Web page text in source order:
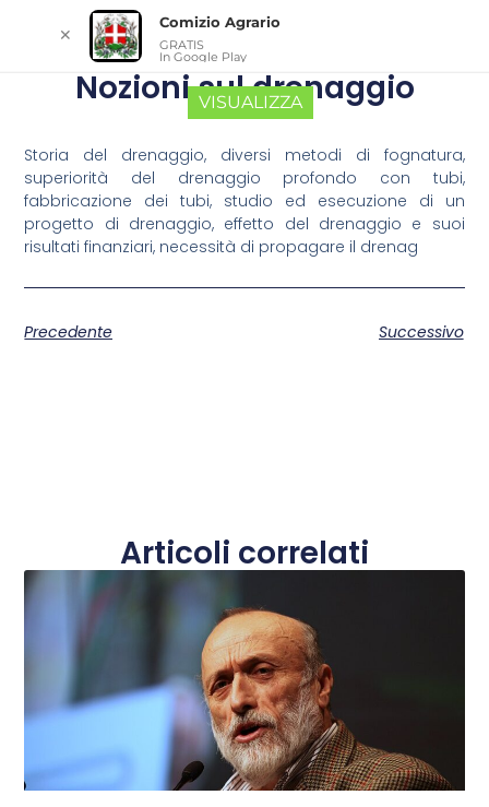
Nozioni sul drenaggio
Storia del drenaggio, diversi metodi di fognatura,
superiorità del drenaggio profondo con tubi,
fabbricazione dei tubi, studio ed esecuzione di un
progetto di drenaggio, effetto del drenaggio e suoi
risultati finanziari, necessità di propagare il drenag
Precedente Successivo
Articoli correlati
✕
Comizio Agrario
GRATIS
In Google Play
VISUALIZZA